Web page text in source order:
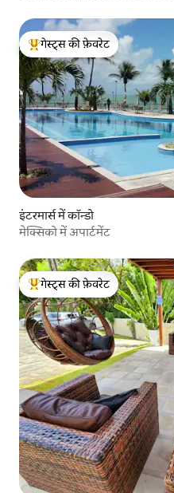
गेस्ट्स का टॉप फ़ेवरेट
गेस्ट्स की फ़ेवरेट
इंटरमार्स में कॉन्डो
मेक्सिको में अपार्टमेंट
गेस्ट्स का टॉप फ़ेवरेट
गेस्ट्स की फ़ेवरेट